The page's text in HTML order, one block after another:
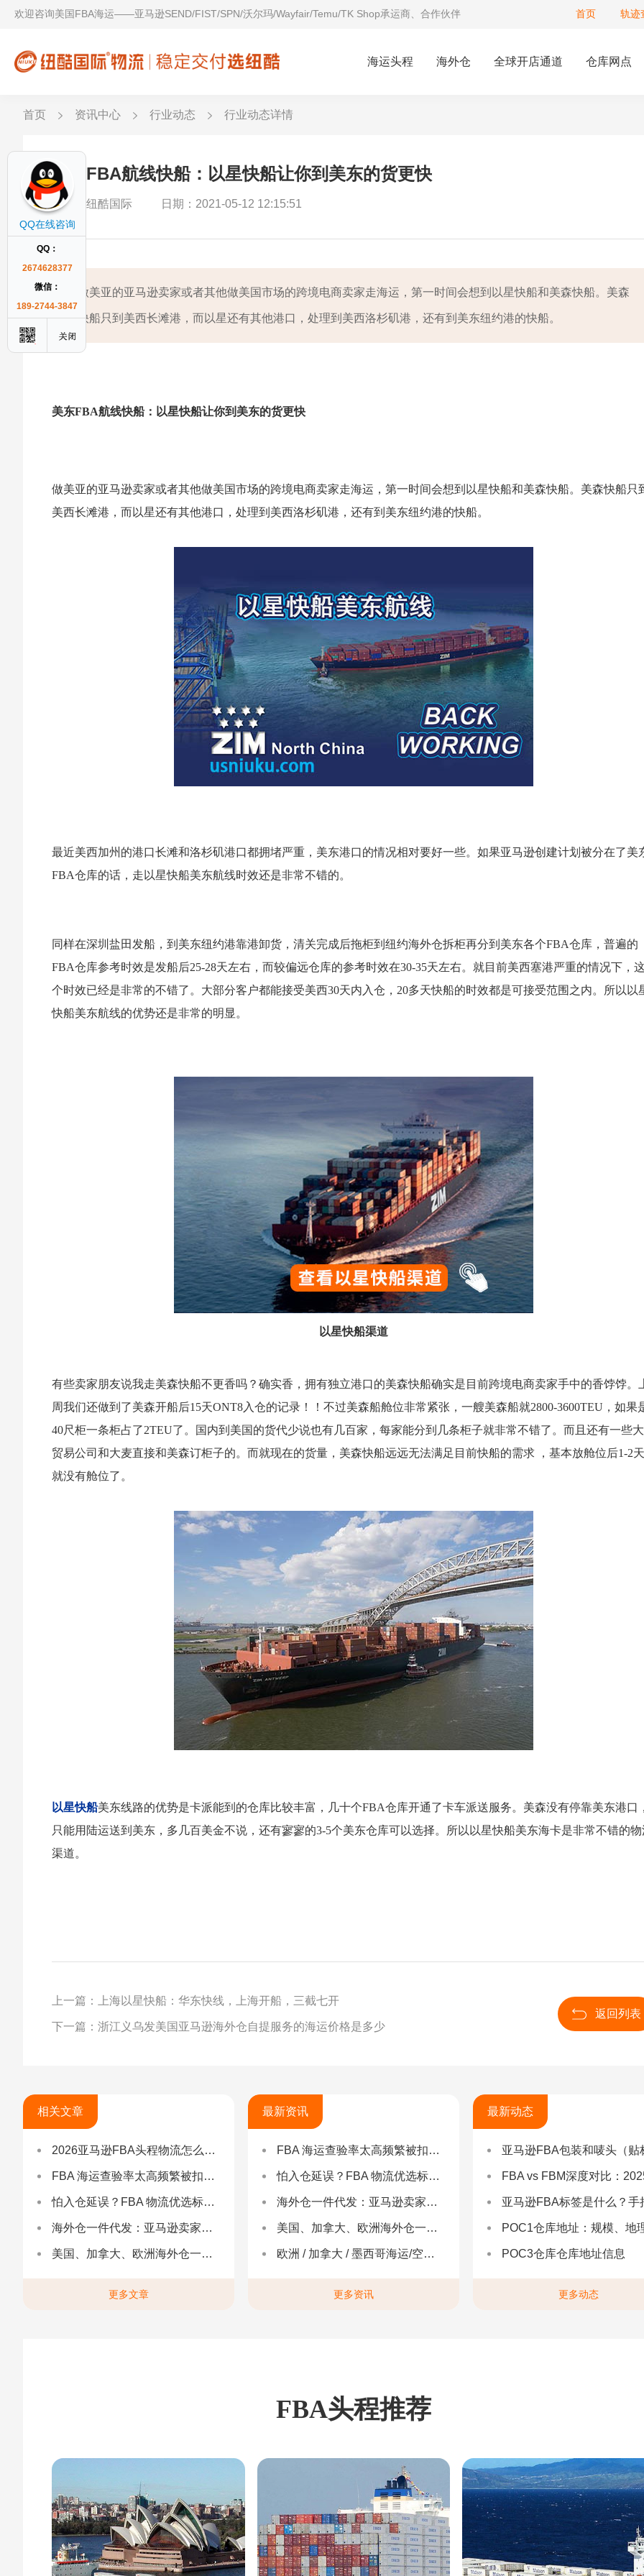
欢迎咨询美国FBA海运——亚马逊SEND/FIST/SPN/沃尔玛/Wayfair/Temu/TK Shop承运商、合作伙伴 首页 轨迹
海运头程 海外仓 全球开店通道 仓库网点
首页 资讯中心 行业动态 行业动态详情
美东FBA航线快船：以星快船让你到美东的货更快
作者：纽酷国际 日期：2021-05-12 12:15:51
做美亚的亚马逊卖家或者其他做美国市场的跨境电商卖家走海运，第一时间会想到以星快船和美森快船。美森
快船只到美西长滩港，而以星还有其他港口，处理到美西洛杉矶港，还有到美东纽约港的快船。
美东FBA航线快船：以星快船让你到美东的货更快
做美亚的亚马逊卖家或者其他做美国市场的跨境电商卖家走海运，第一时间会想到以星快船和美森快船。美森快船只
美西长滩港，而以星还有其他港口，处理到美西洛杉矶港，还有到美东纽约港的快船。
最近美西加州的港口长滩和洛杉矶港口都拥堵严重，美东港口的情况相对要好一些。如果亚马逊创建计划被分在了美
FBA仓库的话，走以星快船美东航线时效还是非常不错的。
同样在深圳盐田发船，到美东纽约港靠港卸货，清关完成后拖柜到纽约海外仓拆柜再分到美东各个FBA仓库，普遍的
FBA仓库参考时效是发船后25-28天左右，而较偏远仓库的参考时效在30-35天左右。就目前美西塞港严重的情况下，
个时效已经是非常的不错了。大部分客户都能接受美西30天内入仓，20多天快船的时效都是可接受范围之内。所以以
快船美东航线的优势还是非常的明显。
以星快船渠道
有些卖家朋友说我走美森快船不更香吗？确实香，拥有独立港口的美森快船确实是目前跨境电商卖家手中的香饽饽。
周我们还做到了美森开船后15天ONT8入仓的记录！！不过美森船舱位非常紧张，一艘美森船就2800-3600TEU，如果
40尺柜一条柜占了2TEU了。国内到美国的货代少说也有几百家，每家能分到几条柜子就非常不错了。而且还有一些
贸易公司和大麦直接和美森订柜子的。而就现在的货量，美森快船远远无法满足目前快船的需求 ，基本放舱位后1-2天
就没有舱位了。
以星快船美东线路的优势是卡派能到的仓库比较丰富，几十个FBA仓库开通了卡车派送服务。美森没有停靠美东港口
只能用陆运送到美东，多几百美金不说，还有寥寥的3-5个美东仓库可以选择。所以以星快船美东海卡是非常不错的物
渠道。
返回列表
上一篇：上海以星快船：华东快线，上海开船，三截七开
下一篇：浙江义乌发美国亚马逊海外仓自提服务的海运价格是多少
相关文章
2026亚马逊FBA头程物流怎么选不踩坑？SEND/FIST/SPN官方认证物流商，只有这家敢承诺“准达率第一”
FBA 海运查验率太高频繁被扣货，如何选择低查验物流货代？
怕入仓延误？FBA 物流优选标准：自营仓 + 自有车队是核心硬指标
海外仓一件代发：亚马逊卖家合规履约与长效增长解决方案
美国、加拿大、欧洲海外仓一件代发
更多文章
最新资讯
FBA 海运查验率太高频繁被扣货，如何选择低查验物流货代？
怕入仓延误？FBA 物流优选标准：自营仓 + 自有车队是核心硬指标
海外仓一件代发：亚马逊卖家合规履约与长效增长解决方案
美国、加拿大、欧洲海外仓一件代发
欧洲 / 加拿大 / 墨西哥海运/空运 | 多国海运一站式解决方案
更多资讯
最新动态
亚马逊FBA包装和唛头（贴标签）要求（2025最新详
FBA vs FBM深度对比：2025年卖家该如何选择？（附决策流程
亚马逊FBA标签是什么？手把手教你设置与避坑（附超全指
POC1仓库地址：规模、地理与优势分
POC3仓库仓库地址信息
更多动态
FBA头程推荐
QQ在线咨询
QQ：
2674628377
微信：
189-2744-3847